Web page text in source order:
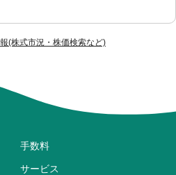
(株式市況・株価検索など)
手数料
サービス